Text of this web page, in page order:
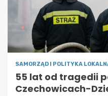
SAMORZĄD I POLITYKA
55 lat od tragedii
Czechowicach-